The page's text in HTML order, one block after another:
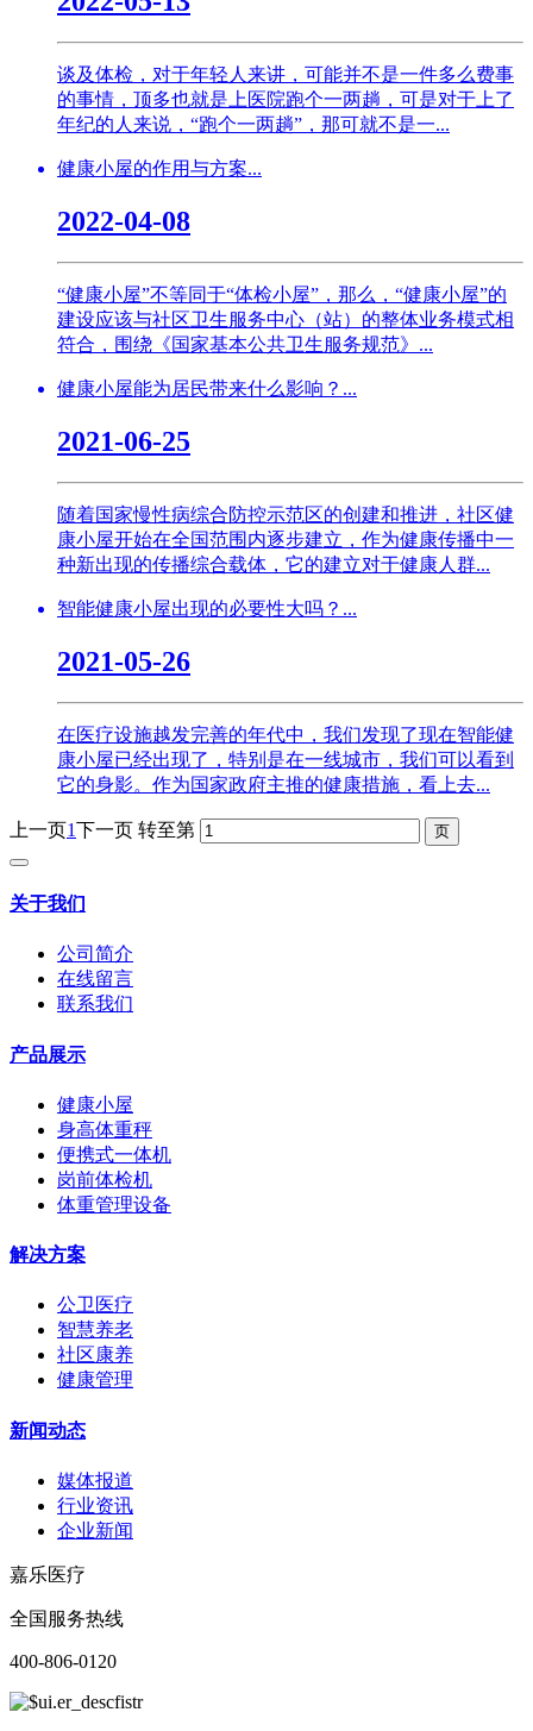
谈及体检，对于年轻人来讲，可能并不是一件多么费事
的事情，顶多也就是上医院跑个一两趟，可是对于上了
年纪的人来说，“跑个一两趟”，那可就不是一...
健康小屋的作用与方案...
2022-04-08
“健康小屋”不等同于“体检小屋”，那么，“健康小屋”的
建设应该与社区卫生服务中心（站）的整体业务模式相
符合，围绕《国家基本公共卫生服务规范》...
健康小屋能为居民带来什么影响？...
2021-06-25
随着国家慢性病综合防控示范区的创建和推进，社区健
康小屋开始在全国范围内逐步建立，作为健康传播中一
种新出现的传播综合载体，它的建立对于健康人群...
智能健康小屋出现的必要性大吗？...
2021-05-26
在医疗设施越发完善的年代中，我们发现了现在智能健
康小屋已经出现了，特别是在一线城市，我们可以看到
它的身影。作为国家政府主推的健康措施，看上去...
上一页1下一页 转至第
关于我们
公司简介
在线留言
联系我们
产品展示
健康小屋
身高体重秤
便携式一体机
岗前体检机
体重管理设备
解决方案
公卫医疗
智慧养老
社区康养
健康管理
新闻动态
媒体报道
行业资讯
企业新闻
嘉乐医疗
全国服务热线
400-806-0120